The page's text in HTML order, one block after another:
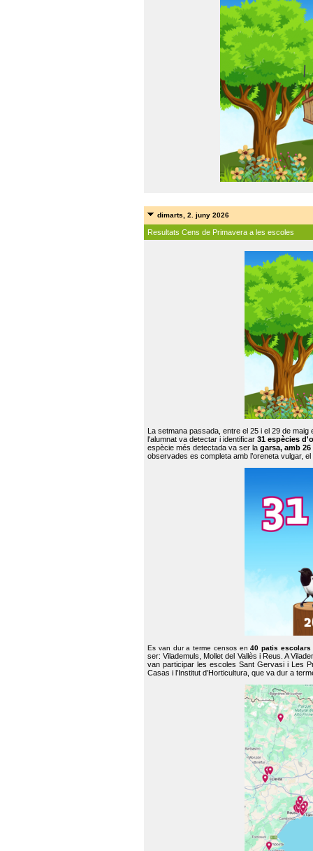
dimarts, 2. juny 2026
Resultats Cens de Primavera a les escoles
La setmana passada, entre el 25 i el 29 de
l'alumnat va detectar i identificar 31 espècies
espècie més detectada va ser la garsa, amb
observades es completa amb l’oreneta vulgar,
Es van dur a terme censos en40 patis escolars
ser: Vilademuls, Mollet del Vallès i Reus. A
van participar les escoles Sant Gervasi i Les
Casas i l’Institut d’Horticultura, que va dur a